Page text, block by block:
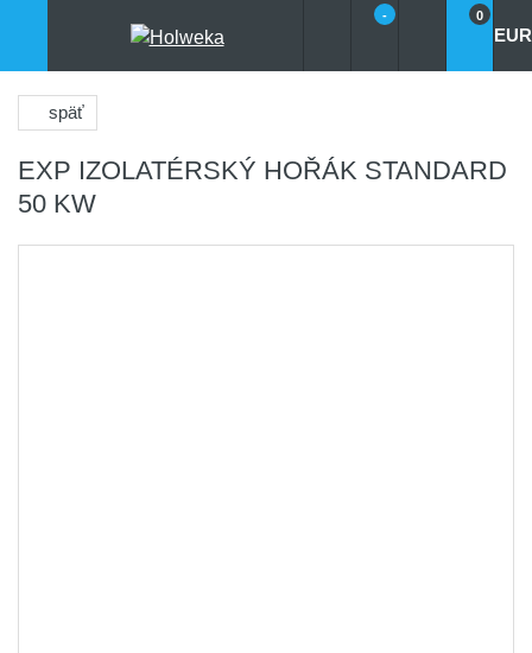
- 0
EUR
späť
EXP IZOLATÉRSKÝ HOŘÁK STANDARD
50 KW